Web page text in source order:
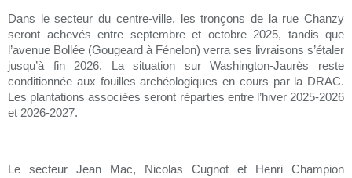
Dans le secteur du centre-ville, les tronçons de la rue Chanzy
seront achevés entre septembre et octobre 2025, tandis que
l’avenue Bollée (Gougeard à Fénelon) verra ses livraisons s’étaler
jusqu’à fin 2026. La situation sur Washington-Jaurès reste
conditionnée aux fouilles archéologiques en cours par la DRAC.
Les plantations associées seront réparties entre l’hiver 2025-2026
et 2026-2027.
Le secteur Jean Mac, Nicolas Cugnot et Henri Champion